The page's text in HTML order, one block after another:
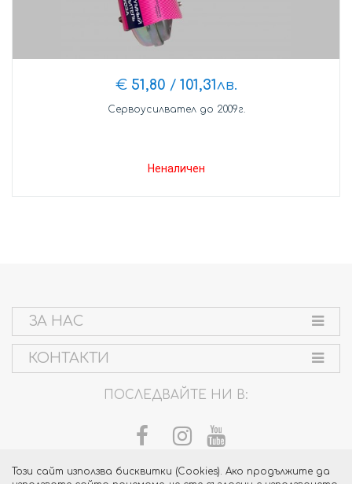
Този сайт използва бисквитки (Cookies). Ако продължите да
€ 51,80 / 101,31лв.
Сервоусилвател до 2009г.
Неналичен
ЗА НАС
КОНТАКТИ
ПОСЛЕДВАЙТЕ НИ В: